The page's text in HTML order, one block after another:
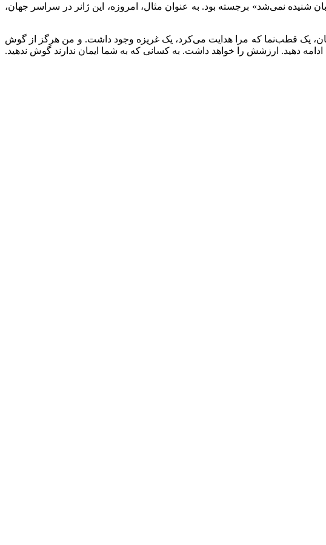
شنیده نمی‌شد» برجسته بود. به عنوان مثال، امروزه، این ژانر در سراسر جهان،
یک قطب‌نما که مرا هدایت می‌کرد، یک غریزه وجود داشت. و من هرگز از گوش
دهید. ارزشش را خواهد داشت. به کسانی که به شما ایمان ندارند گوش ندهید.